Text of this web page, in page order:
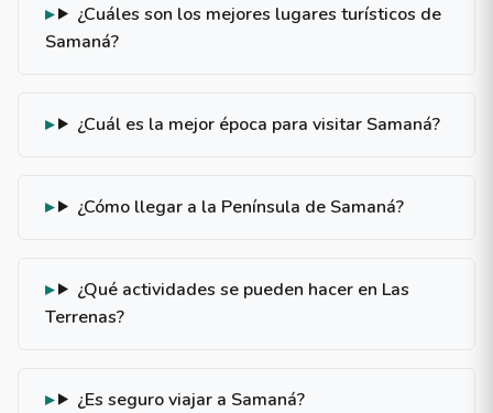
¿Cuáles son los mejores lugares turísticos de
Samaná?
¿Cuál es la mejor época para visitar Samaná?
¿Cómo llegar a la Península de Samaná?
¿Qué actividades se pueden hacer en Las
Terrenas?
¿Es seguro viajar a Samaná?